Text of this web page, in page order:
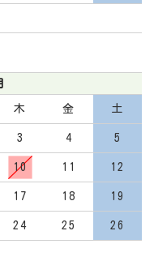
木 金 土
3 4 5
10 11 12
17 18 19
24 25 26